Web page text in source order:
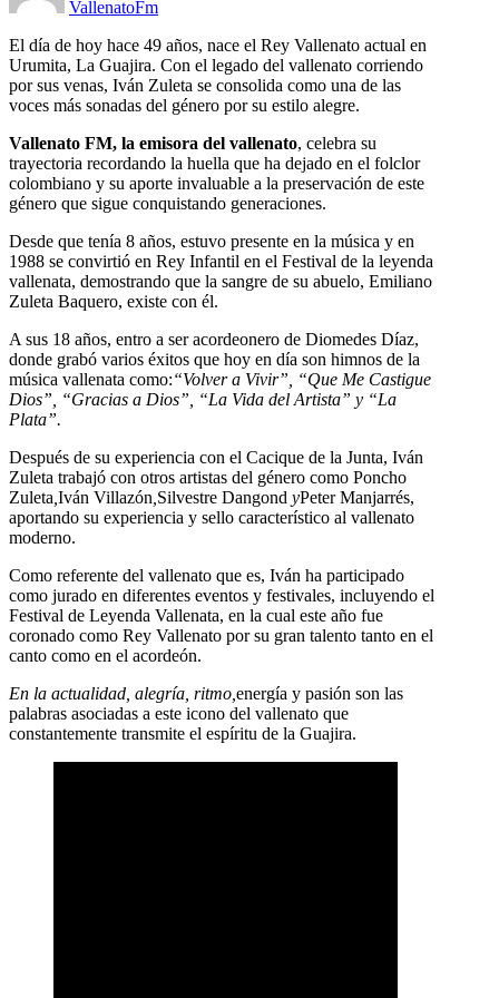
VallenatoFm
El día de hoy hace 49 años, nace el Rey Vallenato actual en
Urumita, La Guajira. Con el legado del vallenato corriendo
por sus venas, Iván Zuleta se consolida como una de las
voces más sonadas del género por su estilo alegre.
Vallenato FM, la emisora del vallenato, celebra su
trayectoria recordando la huella que ha dejado en el folclor
colombiano y su aporte invaluable a la preservación de este
género que sigue conquistando generaciones.
Desde que tenía 8 años, estuvo presente en la música y en
1988 se convirtió en Rey Infantil en el Festival de la leyenda
vallenata, demostrando que la sangre de su abuelo, Emiliano
Zuleta Baquero, existe con él.
A sus 18 años, entro a ser acordeonero de Diomedes Díaz,
donde grabó varios éxitos que hoy en día son himnos de la
música vallenata como:“Volver a Vivir”, “Que Me Castigue
Dios”, “Gracias a Dios”, “La Vida del Artista” y “La
Plata”.
Después de su experiencia con el Cacique de la Junta, Iván
Zuleta trabajó con otros artistas del género como Poncho
Zuleta Iván Villazón Silvestre Dangond yPeter Manjarrés,
aportando su experiencia y sello característico al vallenato
moderno.
Como referente del vallenato que es, Iván ha participado
como jurado en diferentes eventos y festivales, incluyendo el
Festival de Leyenda Vallenata, en la cual este año fue
coronado como Rey Vallenato por su gran talento tanto en el
canto como en el acordeón.
En la actualidad, alegría, ritmo, energía y pasión son las
palabras asociadas a este icono del vallenato que
constantemente transmite el espíritu de la Guajira.